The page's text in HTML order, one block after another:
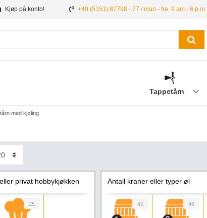
Kjøp på konto! +49 (5151) 87798 - 77 / man - fre: 9 am - 6 p.m.
Tappetårn
med kjøling
privat hobbykjøkken
25
Antall kraner eller typer øl
42 46